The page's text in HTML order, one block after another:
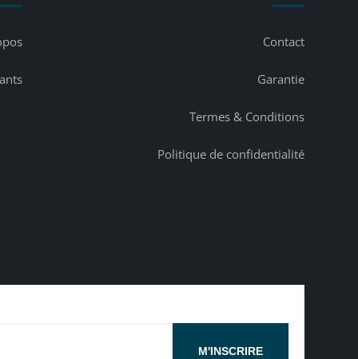
Contact
Garantie
Termes & Conditions
Politique de confidentialité
M'INSCRIRE